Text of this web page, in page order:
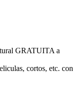
GRATUITA a
cortos, etc. con